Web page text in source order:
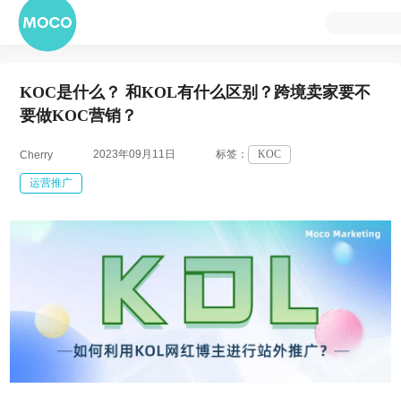
KOC是什么？ 和KOL有什么区别？跨境卖家要不
要做KOC营销？
Cherry 2023年09月11日 标签： KOC
运营推广